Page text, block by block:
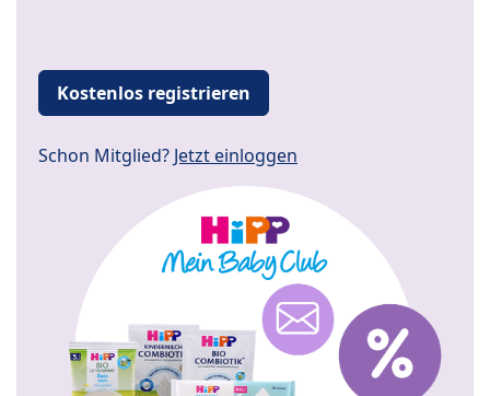
Kostenlos registrieren
Schon Mitglied? Jetzt einloggen